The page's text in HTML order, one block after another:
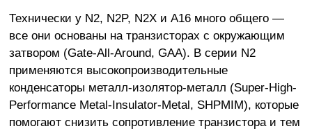
Технически у N2, N2P, N2X и A16 много общего —
все они основаны на транзисторах с окружающим
затвором (Gate-All-Around, GAA). В серии N2
применяются высокопроизводительные
конденсаторы металл-изолятор-металл (Super-High-
Performance Metal-Insulator-Metal, SHPMIM), которые
помогают снизить сопротивление транзистора и тем